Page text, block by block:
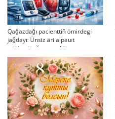
Qağazdağı pacienttiñ ömirdegi
jağdayı: Ünsiz äri alpauıt
epidemiyağa qarsı küreste
qazaqstandıq ABB-nıñ qauqarı
men kemşiligi